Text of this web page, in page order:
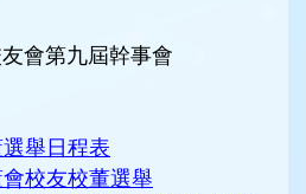
會第九屆幹事會
舉日程表
校友校董選舉